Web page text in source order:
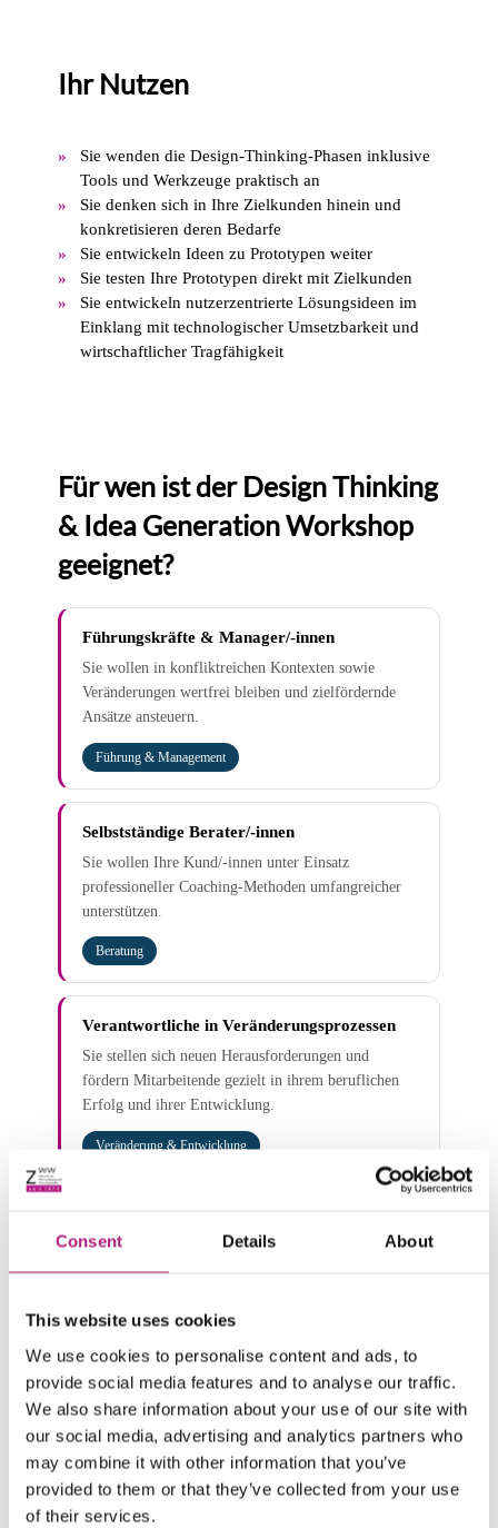
Consent Details About
This website uses cookies
We use cookies to personalise content and ads, to
provide social media features and to analyse our traffic.
We also share information about your use of our site with
our social media, advertising and analytics partners who
may combine it with other information that you’ve
provided to them or that they’ve collected from your use
of their services.
Ihr Nutzen
Sie wenden die Design-Thinking-Phasen inklusive
Tools und Werkzeuge praktisch an
Sie denken sich in Ihre Zielkunden hinein und
konkretisieren deren Bedarfe
Sie entwickeln Ideen zu Prototypen weiter
Sie testen Ihre Prototypen direkt mit Zielkunden
Sie entwickeln nutzerzentrierte Lösungsideen im
Einklang mit technologischer Umsetzbarkeit und
wirtschaftlicher Tragfähigkeit
Für wen ist der Design Thinking
& Idea Generation Workshop
geeignet?
Führungskräfte & Manager/-innen
Sie wollen in konfliktreichen Kontexten sowie
Veränderungen wertfrei bleiben und zielfördernde
Ansätze ansteuern.
Führung & Management
Selbstständige Berater/-innen
Sie wollen Ihre Kund/-innen unter Einsatz
professioneller Coaching-Methoden umfangreicher
unterstützen.
Beratung
Verantwortliche in Veränderungsprozessen
Sie stellen sich neuen Herausforderungen und
fördern Mitarbeitende gezielt in ihrem beruflichen
Erfolg und ihrer Entwicklung.
Veränderung & Entwicklung